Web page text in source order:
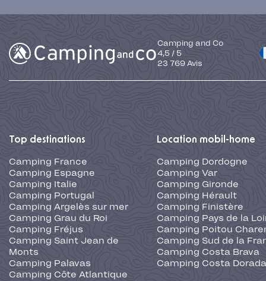
Camping and Co
4,5 / 5
23 769Avis
Top destinations
Camping France
Camping Espagne
Camping Italie
Camping Portugal
Camping Argelès sur mer
Camping Grau du Roi
Camping Fréjus
Camping Saint Jean de
Monts
Camping Palavas
Camping Côte Atlantique
Location mobil-home
Camping Dordogne
Camping Var
Camping Gironde
Camping Hérault
Camping Finistère
Camping Pays de la
Camping Poitou
Camping Sud de la
Camping Costa Brava
Camping Costa Dorada